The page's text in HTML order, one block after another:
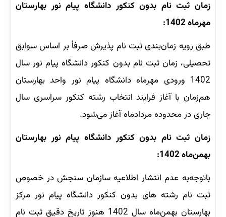
زمان ثبت نام بدون کنکور دانشگاه پیام نور بهارستان
مهرماه 1402:
طبق رویه زمان‌بندی ثبت نام پذیرش صرفاً بر اساس سوابق
تحصیلی، زمان ثبت نام بدون کنکور دانشگاه پیام نور سال
1402 ورودی مهرماه دانشگاه پیام نور واحد بهارستان
هم‌زمان با آغاز فرایند انتخاب رشته کنکور سراسری سال
جاری در محدوده مردادماه آغاز می‌شود.
زمان ثبت نام بدون کنکور دانشگاه پیام نور بهارستان
بهمن‌ماه 1402:
باتوجه‌به عدم انتشار اطلاعیه سازمان سنجش در خصوص
ثبت نام رشته های بدون کنکور دانشگاه پیام نور مرکز
بهارستان بهمن‌ماه سال 1402 هنوز تاریخ دقیق ثبت نام